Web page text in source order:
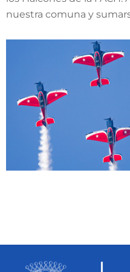
nuestra comuna y